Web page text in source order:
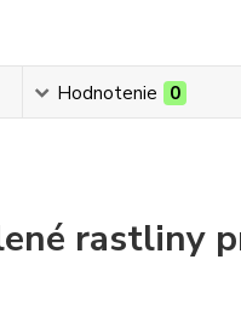
Hodnotenie 0
rastliny